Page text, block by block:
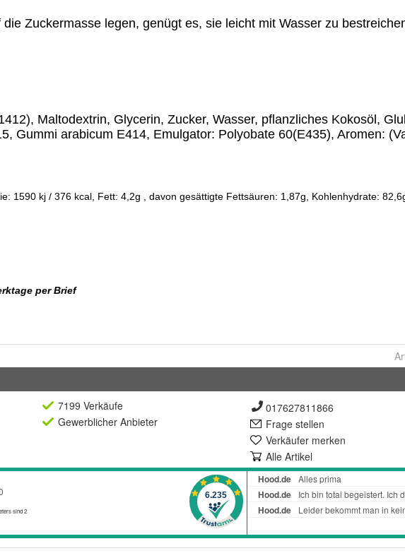
7199 Verkäufe
Gewerblicher Anbieter
017627811866
Frage stellen
Verkäufer merken
Alle Artikel